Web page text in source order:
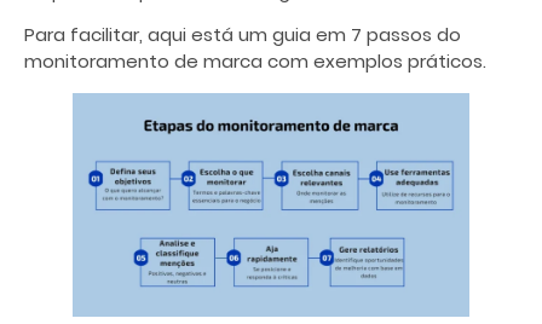
Para facilitar, aqui está um guia em 7 passos do
monitoramento de marca com exemplos práticos.